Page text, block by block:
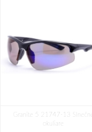
Granite 5 21747-13 Slnečné
okuliare